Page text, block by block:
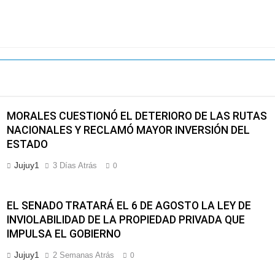
MORALES CUESTIONÓ EL DETERIORO DE LAS RUTAS
NACIONALES Y RECLAMÓ MAYOR INVERSIÓN DEL
ESTADO
Jujuy1 3 Días Atrás 0
EL SENADO TRATARÁ EL 6 DE AGOSTO LA LEY DE
INVIOLABILIDAD DE LA PROPIEDAD PRIVADA QUE
IMPULSA EL GOBIERNO
Jujuy1 2 Semanas Atrás 0